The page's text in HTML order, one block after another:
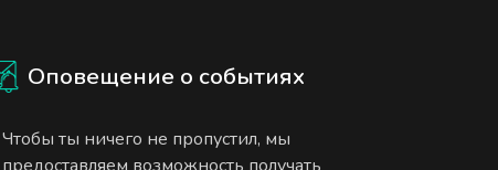
Оповещение о событиях
Чтобы ты ничего не пропустил, мы